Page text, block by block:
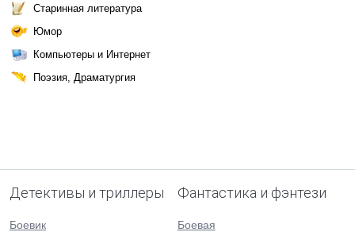
Старинная литература
Юмор
Компьютеры и Интернет
Поэзия, Драматургия
Детективы и триллеры
Боевик
Фантастика и фэнтези
Боевая